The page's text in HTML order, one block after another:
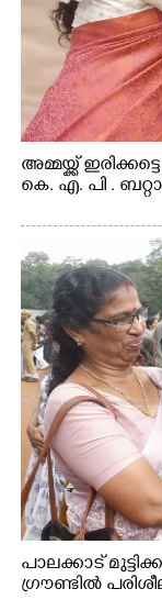
അമ്മയ്ക്ക്
കെ. എ. പി .
പാലക്കാട്
ഗ്രൗണ്ടിൽ